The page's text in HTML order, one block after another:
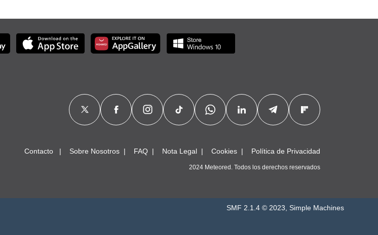
Contacto Sobre Nosotros FAQ Nota Legal Cookies Política de Privacidad
2024 Meteored. Todos los derechos reservados
SMF 2.1.4 © 2023, Simple Machines